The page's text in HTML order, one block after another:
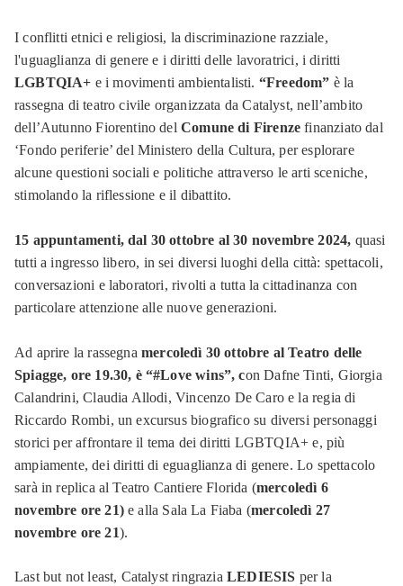
I conflitti etnici e religiosi, la discriminazione razziale,
l'uguaglianza di genere e i diritti delle lavoratrici, i diritti
LGBTQIA+ e i movimenti ambientalisti. “Freedom” è la
rassegna di teatro civile organizzata da Catalyst, nell’ambito
dell’Autunno Fiorentino delComune di Firenze finanziato dal
‘Fondo periferie’ del Ministero della Cultura, per esplorare
alcune questioni sociali e politiche attraverso le arti sceniche,
stimolando la riflessione e il dibattito.
15 appuntamenti, dal 30 ottobre al 30 novembre 2024, quasi
tutti a ingresso libero, in sei diversi luoghi della città: spettacoli,
conversazioni e laboratori, rivolti a tutta la cittadinanza con
particolare attenzione alle nuove generazioni.
Ad aprire la rassegna mercoledì 30 ottobre al Teatro delle
Spiagge, ore 19.30, è “#Love wins”, con Dafne Tinti, Giorgia
Calandrini, Claudia Allodi, Vincenzo De Caro e la regia di
Riccardo Rombi, un excursus biografico su diversi personaggi
storici per affrontare il tema dei diritti LGBTQIA+ e, più
ampiamente, dei diritti di eguaglianza di genere. Lo spettacolo
sarà in replica al Teatro Cantiere Florida (mercoledì 6
novembre ore 21)e alla Sala La Fiaba (mercoledì 27
novembre ore 21).
Last but not least, Catalyst ringraziaLEDIESIS per la